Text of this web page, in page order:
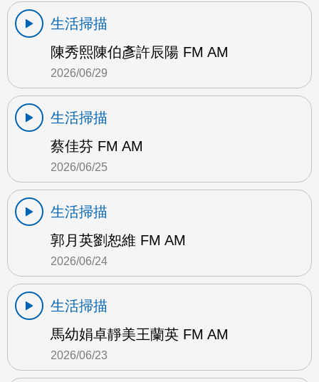
生活掃描
陳秀熙陳伯彥許辰陽 FM AM
2026/06/29
生活掃描
蔡佳芬 FM AM
2026/06/25
生活掃描
郭月英劉恕維 FM AM
2026/06/24
生活掃描
馬幼娟卓靜美王蘭英 FM AM
2026/06/23